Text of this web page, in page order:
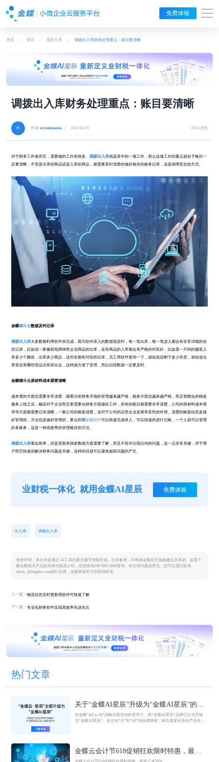
免费体验
首页 > 资讯 > 最新文章 > 调拨出入库财务处理重点：账目要清晰
调拨出入库财务处理重点：账目要清晰
作者xwyuntianxia | 2022-04-25 2554 浏览
对于财务工作者而言，需要做的工作有很多。调拨出入库就是其中的一项工作，那么这项工作的重点就在于账目一
定要清晰，不管是出库的商品还是入库的商品，都需要及时清楚的做好相关的账务记录，这是保障安全的方式。
金蝶精斗云数据及时记录
调拨出入库大多数都利用软件来完成，因为软件录入的数据很及时，每一笔出库，每一笔进入都会有非常详细的信
息记录，比如说一家服装电商销售企业商品的出库，还有商品的入库都会有严格的对应好，比如某一尺码的服装入
库多少个颜色，出库多少商品，这些全都有对应的记录，员工用软件查询一下，就知道还剩下多少存货，就知道仓
库里还有哪些货品没有卖出去，这样就方便了管理，所以记得数据一定要及时。
金蝶精斗云原材料成本票要清晰
成本票的方面也需要非常清楚，随着当前财务市场的管理越来越严格，税务方面也越来越严格，而且智能化的税收
服务上线之后，确实对于企业而言更需要在财务方面做好工作，所有的账目都需要非常清楚，公司的原材料成本票
等等方面都需要记录清晰，一家公司的账面清楚，这对于公司的运营企业发展有良性的作用。清楚的账面信息是做
好管理的，方法也是做好管理的，要点利用金蝶软件可以快速完成录入，可以快速的进行记账，一个人就可以管理
好多账务，这是一种高效率的管理账目的方法。
调拨出入库看似简单，但是里面有很多数据方面需要了解，而且不容许出现任何的问题，这一点非常关键，对于用
户而言快速的解决财务问题是关键，这样的话就可以避免相应问题的产生。
业财税一体化 就用金蝶AI星辰 免费体验
出入库 调拨出入库
免责申明：本文内容通过 AI工具匹配关键字智能生成，仅供参考，不构成金蝶官方选购建议及承诺。如需了
解金蝶相关产品的具体功能及介绍，欢迎致电400-880-5666垂询。有任何问题或意见，您可以通过联系
olivia_@kingdee.com进行反馈，金蝶将及时与您取得联系。
上一篇：物流信息实时更新用软件可快速了解
下一篇：专业化财务软件实现高效率先进先出
热门文章
关于“金蝶AI星辰”升级为“金蝶AI星辰”的官
方公告
在金蝶“All in AI”战略全面启动的背景下，原“金蝶AI星辰”品牌已正式升级
为“金蝶AI星辰”。此次从“云”到“AI”的品牌焕新，标志着星辰系列产品全面
金蝶云会计节618促销狂欢限时特惠，最高